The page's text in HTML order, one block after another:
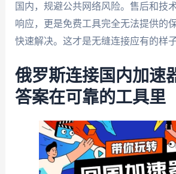
国内，规避公共网络风险。售后和技
响应，更是免费工具完全无法提供的
快速解决。这才是无缝连接应有的样子
俄罗斯连接国内加速
答案在可靠的工具里